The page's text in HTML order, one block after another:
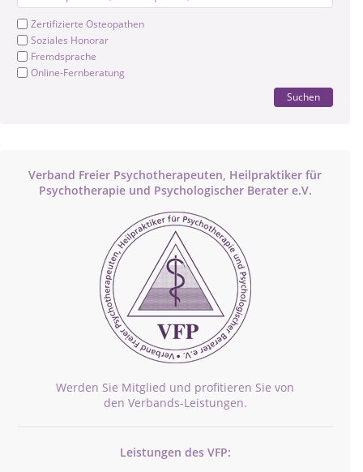
Zertifizierte Osteopathen
Soziales Honorar
Fremdsprache
Online-Fernberatung
Suchen
Verband Freier Psychotherapeuten, Heilpraktiker für
Psychotherapie und Psychologischer Berater e.V.
Werden Sie Mitglied und profitieren Sie von
den Verbands-Leistungen.
Leistungen des VFP: